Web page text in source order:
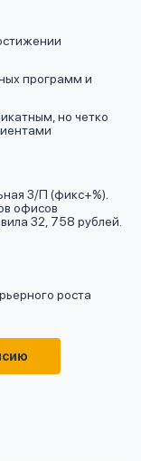
программ и
но четко
З/П (фикс+%).
офисов
32, 758 рублей.
роста